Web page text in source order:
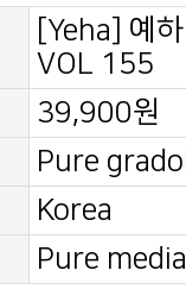
VOL 155
39,900원
Pure gradoll
Korea
Pure media